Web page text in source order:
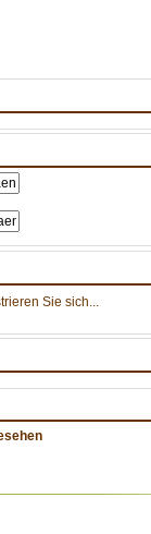
Sie sich...